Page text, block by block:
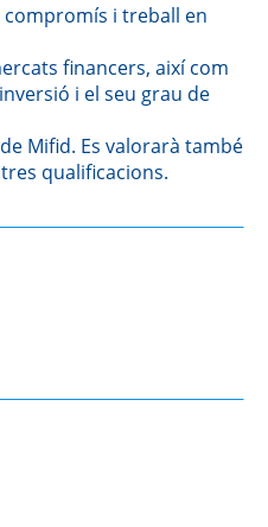
compromís i treball en
financers, així com
i el seu grau de
Mifid. Es valorarà també
qualificacions.